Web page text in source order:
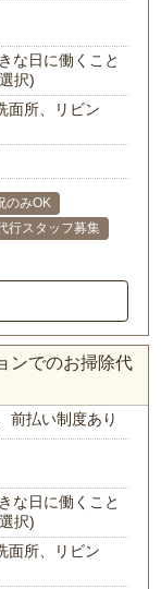
な日に働くこと
択)
面所、リビン
のみOK
行スタッフ募集
ンでのお掃除代
前払い制度あり
な日に働くこと
択)
面所、リビン